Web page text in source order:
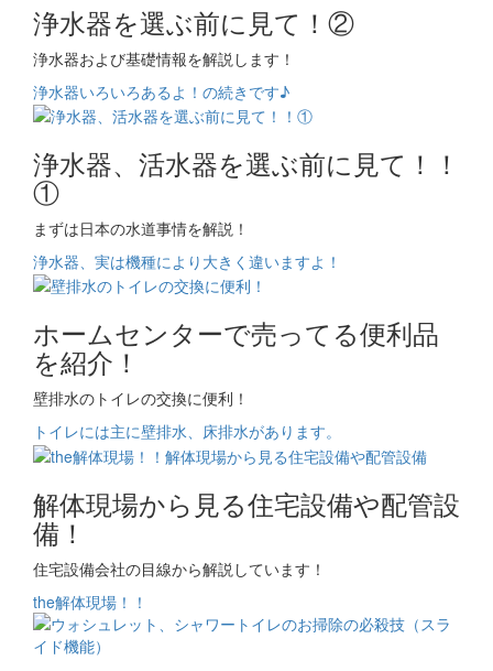
浄水器を選ぶ前に見て！②
浄水器および基礎情報を解説します！
浄水器いろいろあるよ！の続きです♪
浄水器、活水器を選ぶ前に見て！！
①
まずは日本の水道事情を解説！
浄水器、実は機種により大きく違いますよ！
ホームセンターで売ってる便利品
を紹介！
壁排水のトイレの交換に便利！
トイレには主に壁排水、床排水があります。
解体現場から見る住宅設備や配管設
備！
住宅設備会社の目線から解説しています！
the解体現場！！